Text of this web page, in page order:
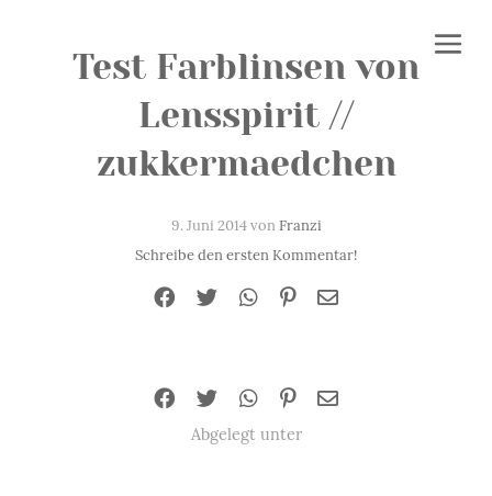
Test Farblinsen von
Lensspirit //
zukkermaedchen
9. Juni 2014 vonFranzi
Schreibe den ersten Kommentar!
Abgelegt unter